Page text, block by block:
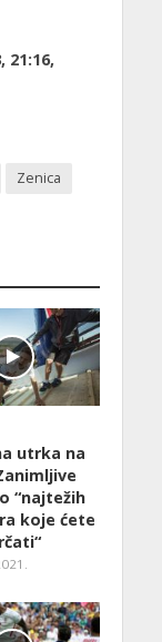
21:16,
Zenica
utrka na
“najtežih
koje ćete